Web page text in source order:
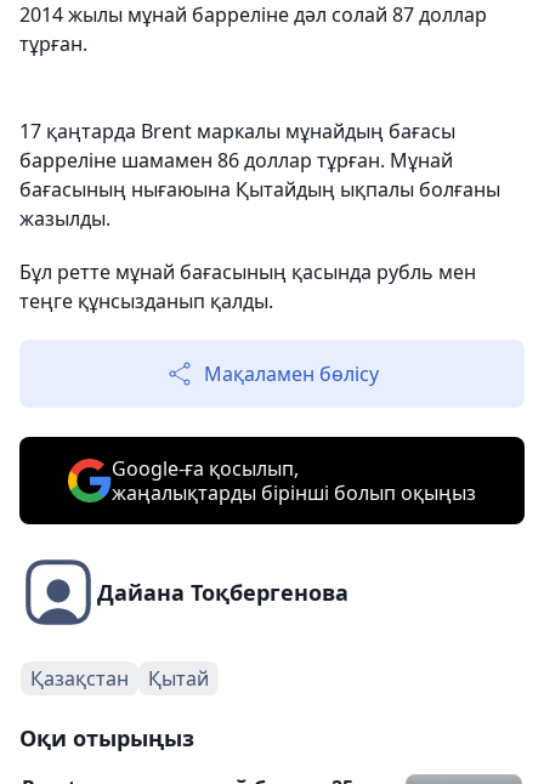
2014 жылы мұнай барреліне дәл солай 87 доллар
тұрған.
17 қаңтарда Brent маркалы мұнайдың бағасы
барреліне шамамен 86 доллар тұрған. Мұнай
бағасының нығаюына Қытайдың ықпалы болғаны
жазылды.
Бұл ретте мұнай бағасының қасында рубль мен
теңге құнсызданып қалды.
Мақаламен бөлісу
Google-ға қосылып,
жаңалықтарды бірінші болып оқыңыз
Дайана Тоқбергенова
Қазақстан Қытай
Оқи отырыңыз